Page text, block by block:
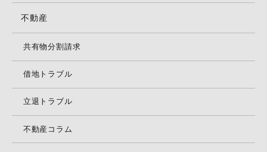
不動産
共有物分割請求
借地トラブル
立退トラブル
不動産コラム